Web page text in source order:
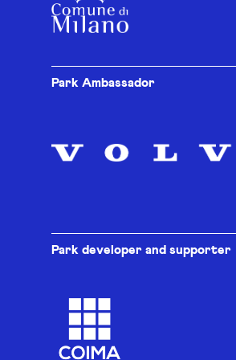
Park Ambassador
Park developer and supporter